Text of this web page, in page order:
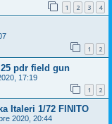
1 2 3 4
1 2
pdr field gun
17:19
1 2
Italeri 1/72 FINITO
2020, 20:44